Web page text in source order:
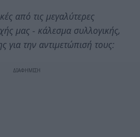
από τις μεγαλύτερες
μας - κάλεσμα συλλογικής,
για την αντιμετώπισή τους: